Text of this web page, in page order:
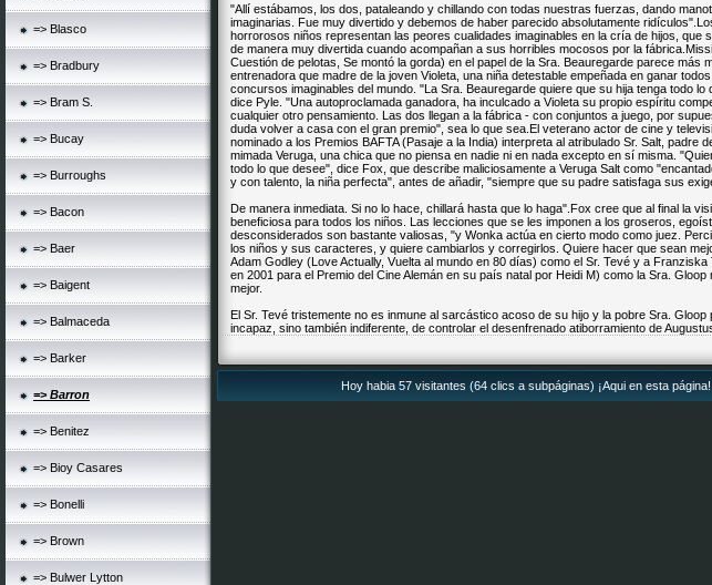
=> Blasco
=> Bradbury
=> Bram S.
=> Bucay
=> Burroughs
=> Bacon
=> Baer
=> Baigent
=> Balmaceda
=> Barker
=> Barron
=> Benitez
=> Bioy Casares
=> Bonelli
=> Brown
=> Bulwer Lytton
"Allí estábamos, los dos, pataleando y chillando con todas nuestras fuerzas, dando
imaginarias. Fue muy divertido y debemos de haber parecido absolutamente
horrorosos niños representan las peores cualidades imaginables en la cría de hijos, que
de manera muy divertida cuando acompañan a sus horribles mocosos por la
Cuestión de pelotas, Se montó la gorda) en el papel de la Sra. Beauregarde parece más
entrenadora que madre de la joven Violeta, una niña detestable empeñada en ganar
concursos imaginables del mundo. "La Sra. Beauregarde quiere que su hija tenga todo lo
dice Pyle. "Una autoproclamada ganadora, ha inculcado a Violeta su propio espíritu
cualquier otro pensamiento. Las dos llegan a la fábrica - con conjuntos a juego, por
duda volver a casa con el gran premio", sea lo que sea.El veterano actor de cine y
nominado a los Premios BAFTA (Pasaje a la India) interpreta al atribulado Sr. Salt, padre
mimada Veruga, una chica que no piensa en nadie ni en nada excepto en sí misma.
todo lo que desee", dice Fox, que describe maliciosamente a Veruga Salt como
y con talento, la niña perfecta", antes de añadir, "siempre que su padre satisfaga sus
De manera inmediata. Si no lo hace, chillará hasta que lo haga".Fox cree que al final la
beneficiosa para todos los niños. Las lecciones que se les imponen a los groseros,
desconsiderados son bastante valiosas, "y Wonka actúa en cierto modo como juez.
los niños y sus caracteres, y quiere cambiarlos y corregirlos. Quiere hacer que sean
Adam Godley (Love Actually, Vuelta al mundo en 80 días) como el Sr. Tevé y a
en 2001 para el Premio del Cine Alemán en su país natal por Heidi M) como la Sra. Gloop
mejor.
El Sr. Tevé tristemente no es inmune al sarcástico acoso de su hijo y la pobre Sra. Gloop
incapaz, sino también indiferente, de controlar el desenfrenado atiborramiento de
Hoy habia 57 visitantes (64 clics a subpáginas) ¡Aqui en esta página!